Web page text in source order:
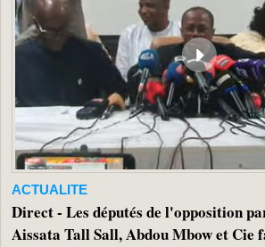
ACTUALITE
Direct - Les députés de l'opposition
Aissata Tall Sall, Abdou Mbow et Cie